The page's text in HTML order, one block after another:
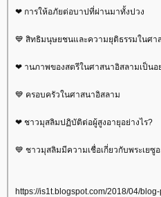
❤ การให้อภัยต่อบาปที่ผ่านมาทั้งปวง
💙 สิทธิมนุษยชนและความยุติธรรมในศา
❤ านภาพของสตรีในศาสนาอิสลามเป็นอ
💙 ครอบครัวในศาสนาอิสลาม
❤ ชาวมุสลิมปฏิบัติต่อผู้สูงอายุอย่างไร?
💙 ชาวมุสลิมมีความเชื่อเกี่ยวกับพระเยซูอ
https://is1t.blogspot.com/2018/04/blog-